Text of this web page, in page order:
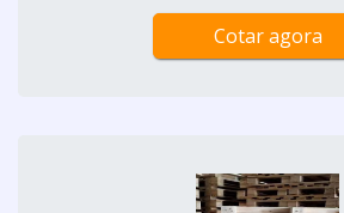
Cotar agora